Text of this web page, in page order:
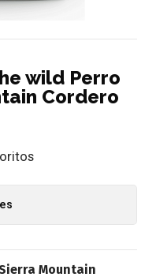
wild Perro
Cordero
Mountain